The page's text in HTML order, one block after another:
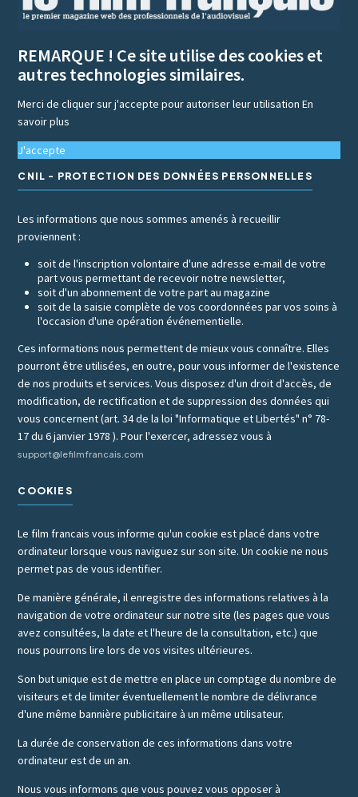
REMARQUE ! Ce site utilise des cookies et
autres technologies similaires.
Merci de cliquer sur j'accepte pour autoriser leur utilisationEn
savoir plus
J'accepte
CNIL - PROTECTION DES DONNÉES PERSONNELLES
Les informations que nous sommes amenés à recueillir
proviennent :
soit de l'inscription volontaire d'une adresse e-mail de votre
part vous permettant de recevoir notre newsletter,
soit d'un abonnement de votre part au magazine
soit de la saisie complète de vos coordonnées par vos soins à
l'occasion d'une opération événementielle.
Ces informations nous permettent de mieux vous connaître. Elles
pourront être utilisées, en outre, pour vous informer de l'existence
de nos produits et services. Vous disposez d'un droit d'accès, de
modification, de rectification et de suppression des données qui
vous concernent (art. 34 de la loi "Informatique et Libertés" n° 78-
17 du 6 janvier 1978 ). Pour l'exercer, adressez vous à
support@lefilmfrancais.com
COOKIES
Le film francais vous informe qu'un cookie est placé dans votre
ordinateur lorsque vous naviguez sur son site. Un cookie ne nous
permet pas de vous identifier.
De manière générale, il enregistre des informations relatives à la
navigation de votre ordinateur sur notre site (les pages que vous
avez consultées, la date et l'heure de la consultation, etc.) que
nous pourrons lire lors de vos visites ultérieures.
Son but unique est de mettre en place un comptage du nombre de
visiteurs et de limiter éventuellement le nombre de délivrance
d'une même bannière publicitaire à un même utilisateur.
La durée de conservation de ces informations dans votre
ordinateur est de un an.
Nous vous informons que vous pouvez vous opposer à